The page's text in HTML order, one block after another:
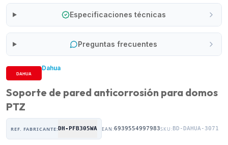
Especificaciones técnicas
Preguntas frecuentes
Dahua
Soporte de pared anticorrosión para domos
PTZ
REF. FABRICANTE:DH-PFB305WA EAN:6939554997983SKU:BD-DAHUA-3071